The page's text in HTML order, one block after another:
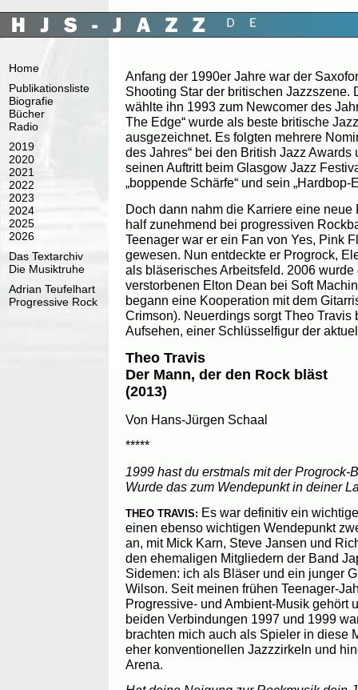
Home
Publikationsliste
Biografie
Bücher
Radio
2019
2020
2021
2022
2023
2024
2025
2026
Das Textarchiv
Die Musiktruhe
Adrian Teufelhart
Progressive Rock
Anfang der 1990er Jahre war der
Shooting Star der britischen Jazzszene.
wählte ihn 1993 zum Newcomer des
The Edge“ wurde als beste britische
ausgezeichnet. Es folgten mehrere
des Jahres“ bei den British Jazz
seinen Auftritt beim Glasgow Jazz
„boppende Schärfe“ und sein „Hardbop-
Doch dann nahm die Karriere eine
half zunehmend bei progressiven
Teenager war er ein Fan von Yes, Pink
gewesen. Nun entdeckte er Progrock,
als bläserisches Arbeitsfeld. 2006
verstorbenen Elton Dean bei Soft
begann eine Kooperation mit dem
Crimson). Neuerdings sorgt Theo Travis
Aufsehen, einer Schlüsselfigur der
Theo Travis
Der Mann, der den Rock bläst
(2013)
Von Hans-Jürgen Schaal
*****
1999 hast du erstmals mit der Progrock-
Wurde das zum Wendepunkt in deiner
THEO TRAVIS: Es war definitiv ein
einen ebenso wichtigen Wendepunkt
an, mit Mick Karn, Steve Jansen und
den ehemaligen Mitgliedern der Band
Sidemen: ich als Bläser und ein junger
Wilson. Seit meinen frühen Teenager-
Progressive- und Ambient-Musik gehört
beiden Verbindungen 1997 und 1999
brachten mich auch als Spieler in diese
eher konventionellen Jazzzirkeln und
Arena.